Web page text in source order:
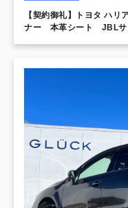
【契約御礼】トヨタ ハ
ナー 本革シート JBLサ